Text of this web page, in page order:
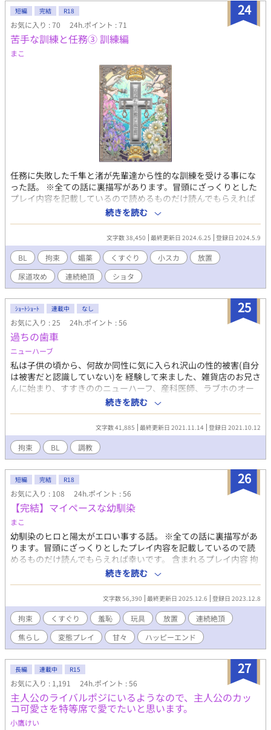
24
短編 完結 R18
お気に入り : 70 24h.ポイント : 71
苦手な訓練と任務③ 訓練編
まこ
任務に失敗した千隼と渚が先輩達から性的な訓練を受ける事にな
った話。 ※全ての話に裏描写があります。冒頭にざっくりとした
プレイ内容を記載しているので読めるものだけ読んでもらえれば
幸いです。 含まれるプレイ内容 ショタ/拘束/媚薬/くすぐり/小ス
カ/玩具/尿道責/連続絶頂etc. 表紙：聖奈様
続きを読む
文字数 38,450 最終更新日 2024.6.25 登録日 2024.5.9
BL 拘束 媚薬 くすぐり 小スカ
放置
尿道攻め
連続絶頂 ショタ
25
ｼｮｰﾄｼｮｰﾄ 連載中 なし
お気に入り : 25 24h.ポイント : 56
過ちの歯車
ニューハーブ
私は子供の頃から、何故か同性に気に入られ沢山の性的被害(自分
は被害だと認識していない)を 経験して来ました、雑貨店のお兄さ
んに始まり、すすきののニューハーフ、産科医師、ラブホのオー
ナー 禁縛、拘束、脅迫、輪姦、射精管理、などなど同性から受
け、逆らえない状況に追い込まれる、逆らえば膣鏡での強制拡張
に、蝋攻め、禁縛で屋外放置、作り話ではありません！紛れもな
い実体験なのです 自分につながる全ての情報を消去し、名前を変
え、姿を消し、逃げる事に成功しましたが、やもすると殺されて
いたかも知れません。
続きを読む
文字数 41,885 最終更新日 2021.11.14 登録日 2021.10.12
拘束 BL 調教
26
短編 完結 R18
お気に入り : 108 24h.ポイント : 56
【完結】マイペースな幼馴染
まこ
幼馴染のヒロと陽太がエロい事する話。 ※全ての話に裏描写があ
ります。冒頭にざっくりとしたプレイ内容を記載しているので読
めるものだけ読んでもらえれば幸いです。 含まれるプレイ内容 拘
束/くすぐり/耳責/羞恥/玩具/放置/アイス/乳首責/へそ責/連続絶頂/
焦らし/言葉責/チョコレートプレイ/電話/前立腺責/ドライオーガ
ズム/嫉妬/催眠術/射精管理/挿入有/甘々etc. ※完結にしています
が、書きたくなったら突然番外編を書く可能性があります。
続きを読む
文字数 56,390 最終更新日 2025.12.6 登録日 2023.12.8
拘束 くすぐり 羞恥 玩具 放置
連続絶頂
焦らし
変態プレイ 甘々 ハッピーエンド
27
長編 連載中 R15
お気に入り : 1,191 24h.ポイント : 56
主人公のライバルポジにいるようなので、主人公のカッ
コ可愛さを特等席で愛でたいと思います。
小鷹けい